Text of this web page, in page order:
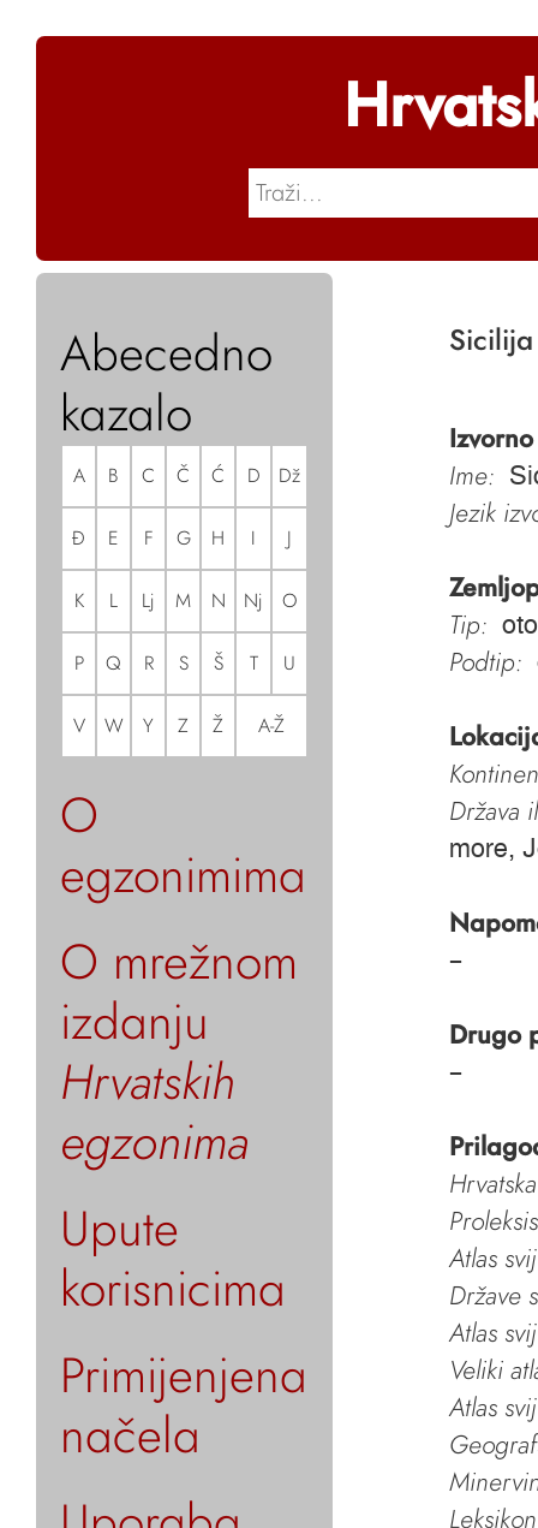
Abecedno
kazalo
A B C Č Ć D Dž
Đ E F G H I J
K L Lj M N Nj O
P Q R S Š T U
V W Y Z Ž A-Ž
O
egzonimima
O mrežnom
izdanju
Hrvatskih
egzonima
Upute
korisnicima
Primijenjena
načela
Sicilija
Ime:
Jezik
Tip:
Podtip:
Država
more,
–
Drugo
–
Atlas
Države
Atlas
Veliki
Atlas